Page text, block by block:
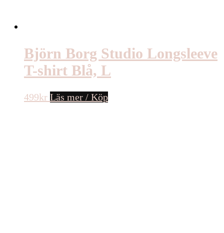
Björn Borg Studio Longsleeve
T-shirt Blå, L
499kr Läs mer / Köp